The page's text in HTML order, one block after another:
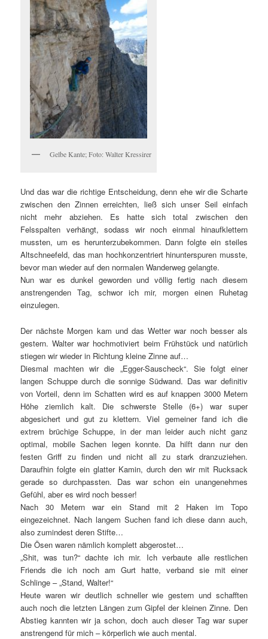
Gelbe Kante; Foto: Walter Kressirer
Und das war die richtige Entscheidung, denn ehe wir die Scharte
zwischen den Zinnen erreichten, ließ sich unser Seil einfach
nicht mehr abziehen. Es hatte sich total zwischen den
Felsspalten verhängt, sodass wir noch einmal hinaufklettern
mussten, um es herunterzubekommen. Dann folgte ein steiles
Altschneefeld, das man hochkonzentriert hinunterspuren musste,
bevor man wieder auf den normalen Wanderweg gelangte.
Nun war es dunkel geworden und völlig fertig nach diesem
anstrengenden Tag, schwor ich mir, morgen einen Ruhetag
einzulegen.
Der nächste Morgen kam und das Wetter war noch besser als
gestern. Walter war hochmotiviert beim Frühstück und natürlich
stiegen wir wieder in Richtung kleine Zinne auf…
Diesmal machten wir die „Egger-Sauscheck“. Sie folgt einer
langen Schuppe durch die sonnige Südwand. Das war definitiv
von Vorteil, denn im Schatten wird es auf knappen 3000 Metern
Höhe ziemlich kalt. Die schwerste Stelle (6+) war super
abgesichert und gut zu klettern. Viel gemeiner fand ich die
extrem brüchige Schuppe, in der man leider auch nicht ganz
optimal, mobile Sachen legen konnte. Da hilft dann nur den
festen Griff zu finden und nicht all zu stark dranzuziehen.
Daraufhin folgte ein glatter Kamin, durch den wir mit Rucksack
gerade so durchpassten. Das war schon ein unangenehmes
Gefühl, aber es wird noch besser!
Nach 30 Metern war ein Stand mit 2 Haken im Topo
eingezeichnet. Nach langem Suchen fand ich diese dann auch,
also zumindest deren Stifte…
Die Ösen waren nämlich komplett abgerostet…
„Shit, was tun?“ dachte ich mir. Ich verbaute alle restlichen
Friends die ich noch am Gurt hatte, verband sie mit einer
Schlinge – „Stand, Walter!“
Heute waren wir deutlich schneller wie gestern und schafften
auch noch die letzten Längen zum Gipfel der kleinen Zinne. Den
Abstieg kannten wir ja schon, doch auch dieser Tag war super
anstrengend für mich – körperlich wie auch mental.